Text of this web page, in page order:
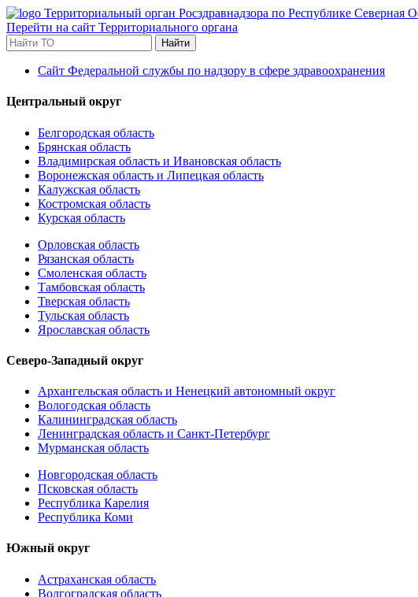
Территориальный орган Росздравнадзора по Республике Северная
Перейти на сайт Территориального органа
Найти
Сайт Федеральной службы по надзору в сфере здравоохранения
Центральный округ
Белгородская область
Брянская область
Владимирская область и Ивановская область
Воронежская область и Липецкая область
Калужская область
Костромская область
Курская область
Орловская область
Рязанская область
Смоленская область
Тамбовская область
Тверская область
Тульская область
Ярославская область
Северо-Западный округ
Архангельская область и Ненецкий автономный округ
Вологодская область
Калининградская область
Ленинградская область и Санкт-Петербург
Мурманская область
Новгородская область
Псковская область
Республика Карелия
Республика Коми
Южный округ
Астраханская область
Волгоградская область